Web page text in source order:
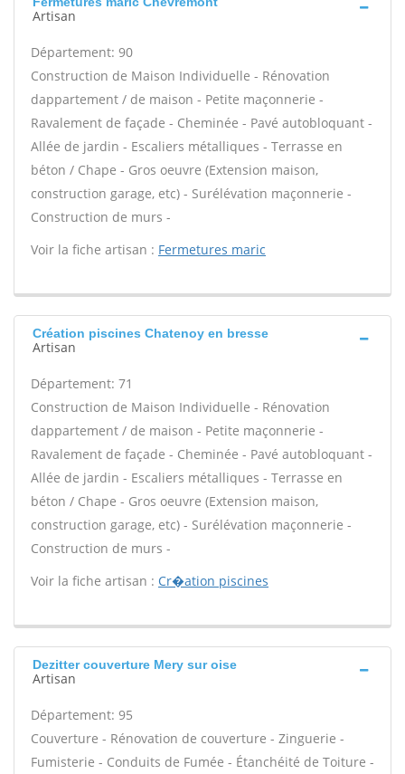
Artisan
Département: 90
Construction de Maison Individuelle - Rénovation
dappartement / de maison - Petite maçonnerie -
Ravalement de façade - Cheminée - Pavé autobloquant -
Allée de jardin - Escaliers métalliques - Terrasse en
béton / Chape - Gros oeuvre (Extension maison,
construction garage, etc) - Surélévation maçonnerie -
Construction de murs -
Voir la fiche artisan : Fermetures maric
Création piscines Chatenoy en bresse
Artisan
Département: 71
Construction de Maison Individuelle - Rénovation
dappartement / de maison - Petite maçonnerie -
Ravalement de façade - Cheminée - Pavé autobloquant -
Allée de jardin - Escaliers métalliques - Terrasse en
béton / Chape - Gros oeuvre (Extension maison,
construction garage, etc) - Surélévation maçonnerie -
Construction de murs -
Voir la fiche artisan : Cr�ation piscines
Dezitter couverture Mery sur oise
Artisan
Département: 95
Couverture - Rénovation de couverture - Zinguerie -
Fumisterie - Conduits de Fumée - Étanchéité de Toiture -